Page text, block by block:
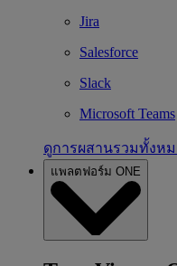
Jira
Salesforce
Slack
Microsoft Teams
ดูการผสานรวมทั้งห
แพลตฟอร์ม ONE